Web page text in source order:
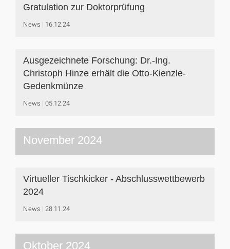
Gratulation zur Doktorprüfung
News 16.12.24
Ausgezeichnete Forschung: Dr.-Ing.
Christoph Hinze erhält die Otto-Kienzle-
Gedenkmünze
News 05.12.24
November 2024
Virtueller Tischkicker - Abschlusswettbewerb
2024
News 28.11.24
Oktober 2024